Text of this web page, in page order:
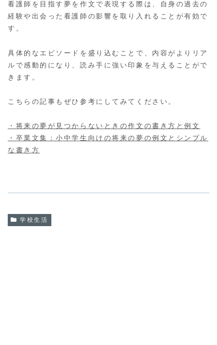
看護師を目指す夢を作文で表現する際は、自身の過去の
経験や出会った看護師の影響を取り入れることが有効で
す。
具体的なエピソードを盛り込むことで、内容がよりリア
ルで感動的になり、読み手に強い印象を与えることがで
きます。
こちらの記事もぜひ参考にしてみてください。
・将来の夢が見つからないときの作文の書き方と例文
・卒業文集：小中学生向けの将来の夢の例文とシンプル
な書き方
学校生活